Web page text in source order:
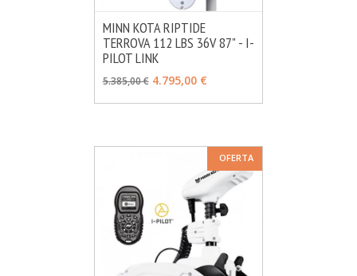
VER OPCIONES MÁS INFO
MINN KOTA RIPTIDE
TERROVA 112 LBS 36V 87" - I-
PILOT LINK
5.385,00 € 4.795,00 €
OFERTA